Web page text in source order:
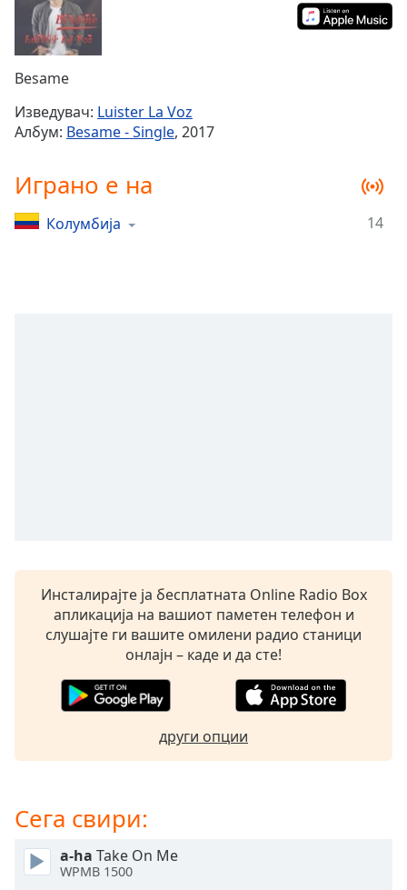
Duration-:-
Loaded:
Stream
TypeLIVE
Seek to
live,
liveLIVE
Remaining
Time-
subtitles
settings
opens
subtitles
settings
subtitles
Audio
Picture-
in-
Fullscreen
This
Besame
Изведувач: Luister La Voz
Албум: Besame - Single, 2017
Играно е на
Колумбија 14
Инсталирајте ја бесплатната Online Radio Box
апликација на вашиот паметен телефон и
слушајте ги вашите омилени радио станици
онлајн – каде и да сте!
други опции
Сега свири:
a-ha Take On Me
WPMB 1500